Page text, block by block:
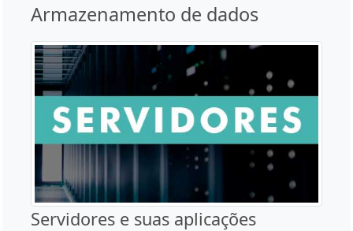
Armazenamento de dados
Servidores e suas aplicações